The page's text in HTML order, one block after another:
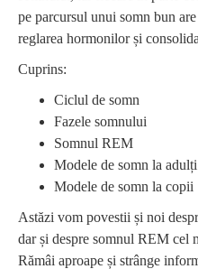
pe parcursul unui somn bun
reglarea hormonilor și
Cuprins:
Ciclul de somn
Fazele somnului
Somnul REM
Modele de somn la adulți
Modele de somn la copii
Astăzi vom povestii și noi
dar și despre somnul REM cel
Rămâi aproape și strânge